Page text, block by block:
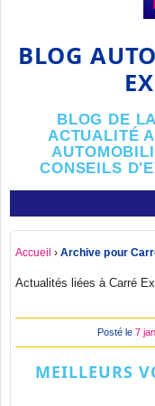
BLOG
BLOG DE
ACTUALITÉ
CONSEILS
Accueil › Archive pour
Actualités liées à Carré
Posté le 7
MEILLEURS